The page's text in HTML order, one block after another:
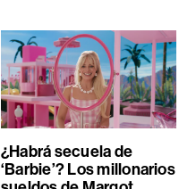
¿Habrá secuela de
‘Barbie’? Los millonarios